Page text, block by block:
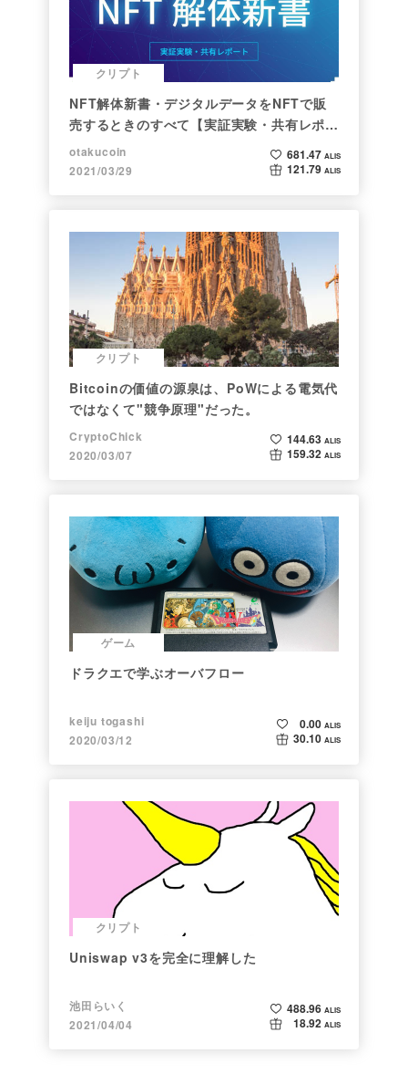
クリプト
NFT解体新書・デジタルデータをNFTで販
売するときのすべて【実証実験・共有レポー
ト】
otakucoin
2021/03/29
681.47 ALIS
121.79 ALIS
クリプト
Bitcoinの価値の源泉は、PoWによる電気代
ではなくて"競争原理"だった。
CryptoChick
2020/03/07
144.63 ALIS
159.32 ALIS
ゲーム
ドラクエで学ぶオーバフロー
keiju togashi
2020/03/12
0.00 ALIS
30.10 ALIS
クリプト
Uniswap v3を完全に理解した
池田らいく
2021/04/04
488.96 ALIS
18.92 ALIS